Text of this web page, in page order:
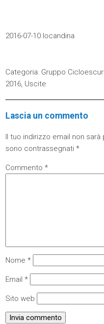
2016-07-10 locandina
Categoria: Gruppo
2016, Uscite
Lascia un commento
Il tuo indirizzo email non sarà
sono contrassegnati*
Commento*
Nome*
Email*
Sito web